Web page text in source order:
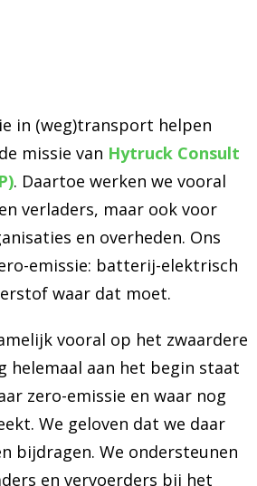
in (weg)transport helpen
missie van Hytruck Consult
. Daartoe werken we vooral
verladers, maar ook voor
en overheden. Ons
emissie: batterij-elektrisch
waar dat moet.
vooral op het zwaardere
helemaal aan het begin staat
zero-emissie en waar nog
We geloven dat we daar
bijdragen. We ondersteunen
en vervoerders bij het